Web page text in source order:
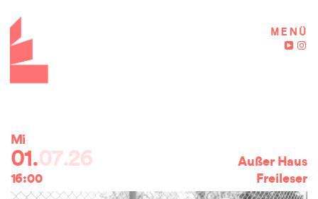
MENÜ
Mi
01.07.26
16:00
Außer Haus
Freileser
03.07.26